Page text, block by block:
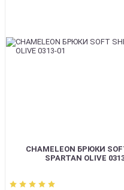
CHAMELEON БРЮКИ
SPARTAN OLIVE